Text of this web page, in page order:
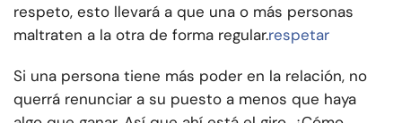
respeto, esto llevará a que una o más personas
maltraten a la otra de forma regular.respetar
Si una persona tiene más poder en la relación, no
querrá renunciar a su puesto a menos que haya